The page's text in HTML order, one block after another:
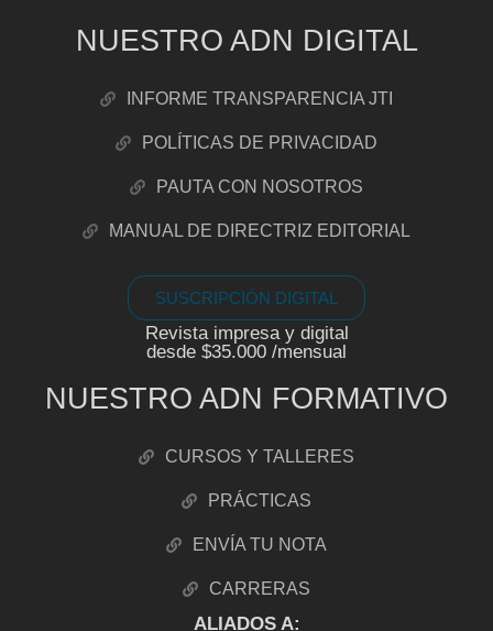
NUESTRO ADN DIGITAL
INFORME TRANSPARENCIA JTI
POLÍTICAS DE PRIVACIDAD
PAUTA CON NOSOTROS
MANUAL DE DIRECTRIZ EDITORIAL
SUSCRIPCIÓN DIGITAL
Revista impresa y digital
desde $35.000 /mensual
NUESTRO ADN FORMATIVO
CURSOS Y TALLERES
PRÁCTICAS
ENVÍA TU NOTA
CARRERAS
ALIADOS A: